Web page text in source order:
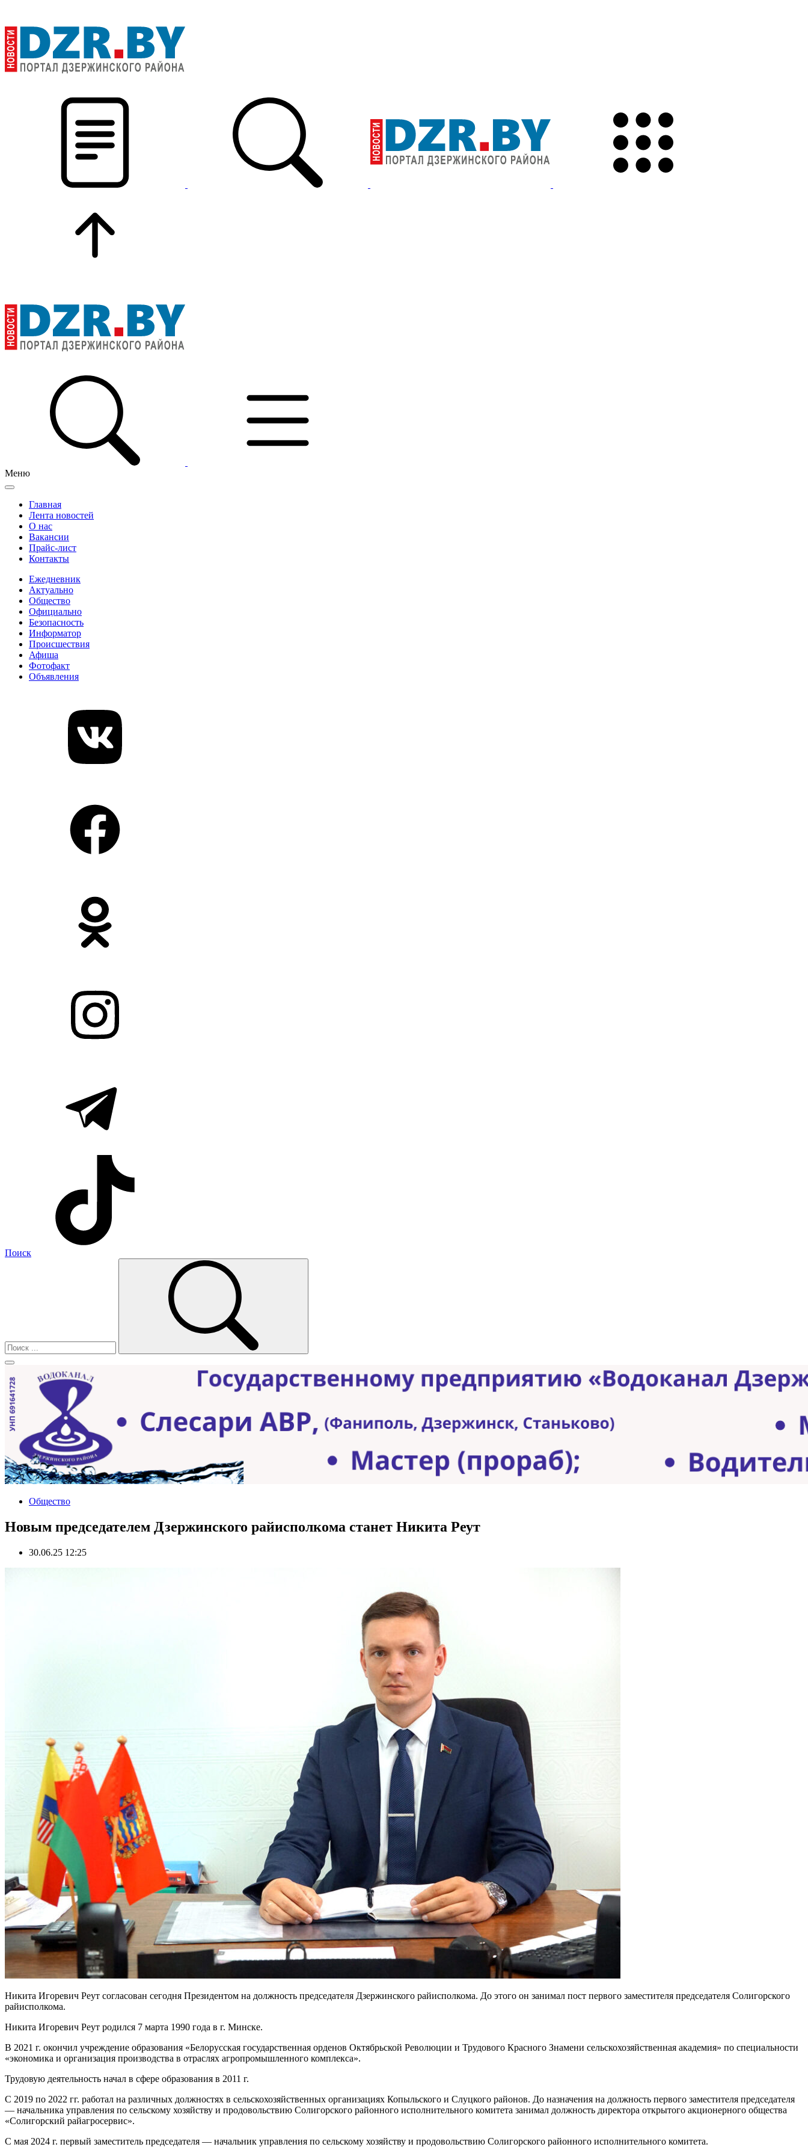
Меню
Главная
Лента новостей
О нас
Вакансии
Прайс-лист
Контакты
Ежедневник
Актуально
Общество
Официально
Безопасность
Информатор
Происшествия
Афиша
Фотофакт
Объявления
Поиск
Общество
Новым председателем Дзержинского райисполкома станет Никита Реут
30.06.25 12:25
Никита Игоревич Реут согласован сегодня Президентом на должность председателя Дзержинского райисполкома. До этого он занимал пост первого заместителя председателя Солигорского
райисполкома.
Никита Игоревич Реут родился 7 марта 1990 года в г. Минске.
В 2021 г. окончил учреждение образования «Белорусская государственная орденов Октябрьской Революции и Трудового Красного Знамени сельскохозяйственная академия» по специальности
«экономика и организация производства в отраслях агропромышленного комплекса».
Трудовую деятельность начал в сфере образования в 2011 г.
С 2019 по 2022 гг. работал на различных должностях в сельскохозяйственных организациях Копыльского и Слуцкого районов. До назначения на должность первого заместителя председателя
— начальника управления по сельскому хозяйству и продовольствию Солигорского районного исполнительного комитета занимал должность директора открытого акционерного общества
«Солигорский райагросервис».
С мая 2024 г. первый заместитель председателя — начальник управления по сельскому хозяйству и продовольствию Солигорского районного исполнительного комитета.